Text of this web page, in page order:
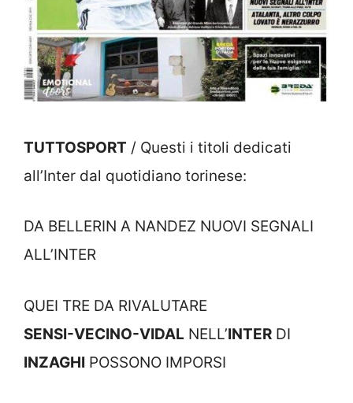
TUTTOSPORT / Questi i titoli dedicati
all’Inter dal quotidiano torinese:
DA BELLERIN A NANDEZ NUOVI SEGNALI
ALL’INTER
QUEI TRE DA RIVALUTARE
SENSI-VECINO-VIDAL NELL’INTER DI
INZAGHI POSSONO IMPORSI